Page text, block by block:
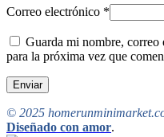
Correo electrónico *
Guarda mi nombre, correo
para la próxima vez que
© 2025
Diseñado con amor.